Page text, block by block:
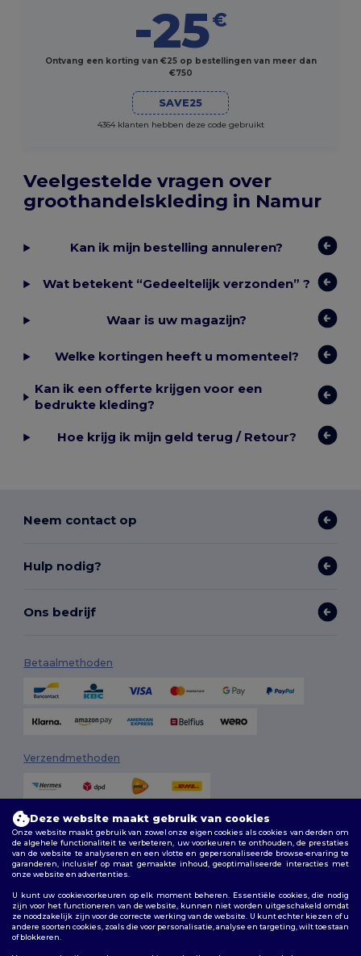
-25€
Ontvang een korting van €25 op bestellingen van meer dan
€750
SAVE25
4364 klanten hebben deze code gebruikt
Veelgestelde vragen over
groothandelskleding in Namur
Kan ik mijn bestelling annuleren?
Wat betekent “Gedeeltelijk verzonden” ?
Waar is uw magazijn?
Welke kortingen heeft u momenteel?
Kan ik een offerte krijgen voor een
bedrukte kleding?
Hoe krijg ik mijn geld terug / Retour?
Neem contact op
Hulp nodig?
Ons bedrijf
Betaalmethoden
Verzendmethoden
Volg ons
Deze website maakt gebruik van cookies
Onze website maakt gebruik van zowel onze eigen cookies als cookies van derden om
de algehele functionaliteit te verbeteren, uw voorkeuren te onthouden, de prestaties
van de website te analyseren en een vlotte en gepersonaliseerde browse-ervaring te
garanderen, inclusief op maat gemaakte inhoud, geoptimaliseerde interacties met
onze website en advertenties.
U kunt uw cookievoorkeuren op elk moment beheren. Essentiële cookies, die nodig
zijn voor het functioneren van de website, kunnen niet worden uitgeschakeld omdat
ze noodzakelijk zijn voor de correcte werking van de website. U kunt echter kiezen of u
andere soorten cookies, zoals die voor personalisatie, analyse en targeting, wilt toestaan
of blokkeren.